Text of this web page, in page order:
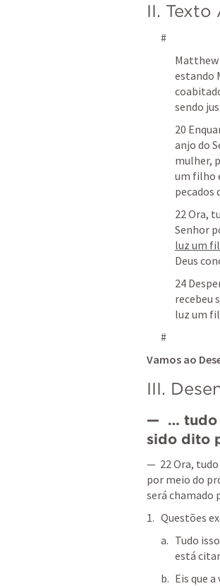
II. Texto
#
Matthew
estando
sendo
20
anjo do
mulher,
um filho
pecados
22 Ora,
Senhor
luz um
Deus
24
recebeu
luz um
#
Vamos ao
III.
—  … tudo
sido dito
—  22 Ora,
por meio do
será chamado
Questões
Tudo
está
Eis que